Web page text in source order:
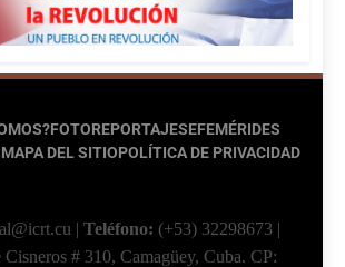
FOTOREPORTAJESEFEMÉRIDES
MAPA DEL SITIOPOLÍTICA DE PRIVACIDAD
| Teléfono: (+53) 32298673 |
Cisneros # 310, Camagüey, Cuba. CP: